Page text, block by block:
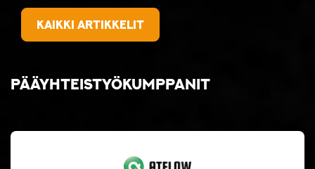
Kaikki artikkelit
Pääyhteistyökumppanit